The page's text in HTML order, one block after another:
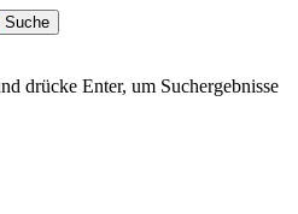
drücke Enter, um Suchergebnisse